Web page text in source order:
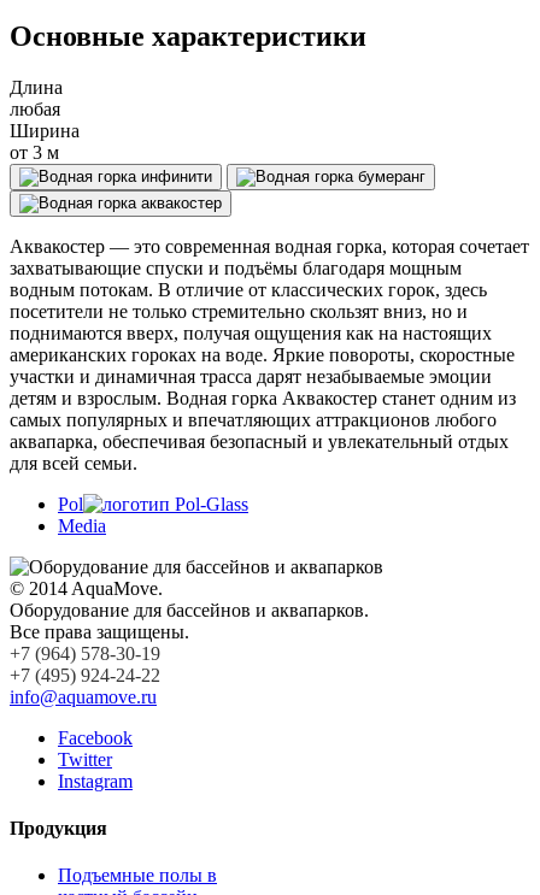
Основные характеристики
Длина
любая
Ширина
от 3 м
Аквакостер — это современная водная горка, которая сочетает
захватывающие спуски и подъёмы благодаря мощным
водным потокам. В отличие от классических горок, здесь
посетители не только стремительно скользят вниз, но и
поднимаются вверх, получая ощущения как на настоящих
американских гороках на воде. Яркие повороты, скоростные
участки и динамичная трасса дарят незабываемые эмоции
детям и взрослым. Водная горка Аквакостер станет одним из
самых популярных и впечатляющих аттракционов любого
аквапарка, обеспечивая безопасный и увлекательный отдых
для всей семьи.
Pol
Media
© 2014 AquaMove.
Оборудование для бассейнов и аквапарков.
Все права защищены.
+7 (964) 578-30-19
+7 (495) 924-24-22
info@aquamove.ru
Facebook
Twitter
Instagram
Продукция
Подъемные полы в